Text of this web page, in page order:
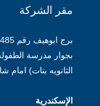
مقر الشركة
بجوار مدرسة
الثانويه بنات) امام
الإسكندرية